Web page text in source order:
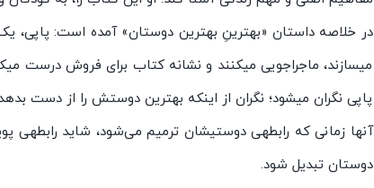
در خلاصه داستان «بهترینِ بهترین دوستان» آمده است:
می‏سازند، ماجراجویی می‏کنند و نشانه ‏کتاب برای فروش درست
پاپی نگران می‏شود؛ نگران از این‏که بهترین دوستش را از دست
آنها زمانی که رابطه‏ی دوستی‏شان ترمیم می‌شود، شاید رابطه‏ی
دوستان تبدیل شود.